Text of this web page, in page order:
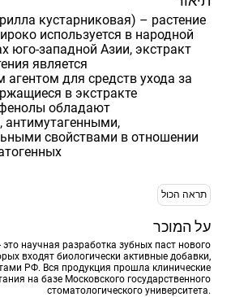
кустарниковая) – растение
используется в народной
юго-западной Азии, экстракт
является
агентом для средств ухода за
в экстракте
обладают
антимутагенными,
свойствами в отношении
תראה הכול
על המוכר
научная разработка зубных паст нового
входят биологически активные добавки,
РФ. Вся продукция прошла клинические
на базе Московского государственного
стоматологического университета.